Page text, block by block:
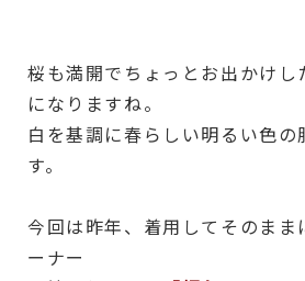
桜も満開でちょっとお出かけし
になりますね。
白を基調に春らしい明るい色の
す。
今回は昨年、着用してそのまま
ーナー